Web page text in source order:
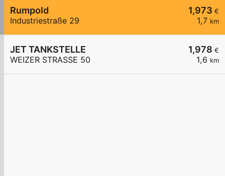
1,973 €
1,7 km
Rumpold
Industriestraße 29
1,978 €
1,6 km
JET TANKSTELLE
WEIZER STRASSE 50